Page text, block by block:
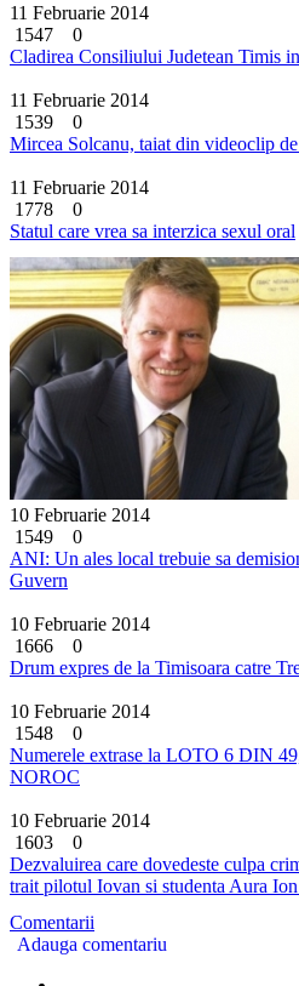
11 Februarie 2014
1547
0
Cladirea Consiliului Judetean Timis
11 Februarie 2014
1539
0
Mircea Solcanu, taiat din videoclip
11 Februarie 2014
1778
0
Statul care vrea sa interzica sexul oral
10 Februarie 2014
1549
0
ANI: Un ales local trebuie sa
Guvern
10 Februarie 2014
1666
0
Drum expres de la Timisoara catre
10 Februarie 2014
1548
0
Numerele extrase la LOTO 6 DIN
NOROC
10 Februarie 2014
1603
0
Dezvaluirea care dovedeste culpa
trait pilotul Iovan si studenta Aura
Comentarii
Adauga comentariu